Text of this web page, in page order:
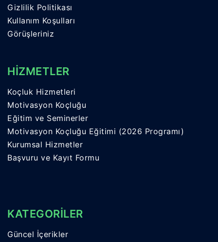
Gizlilik Politikası
Kullanım Koşulları
Görüşleriniz
HİZMETLER
Koçluk Hizmetleri
Motivasyon Koçluğu
Eğitim ve Seminerler
Motivasyon Koçluğu Eğitimi (2026 Programı)
Kurumsal Hizmetler
Başvuru ve Kayıt Formu
KATEGORİLER
Güncel İçerikler